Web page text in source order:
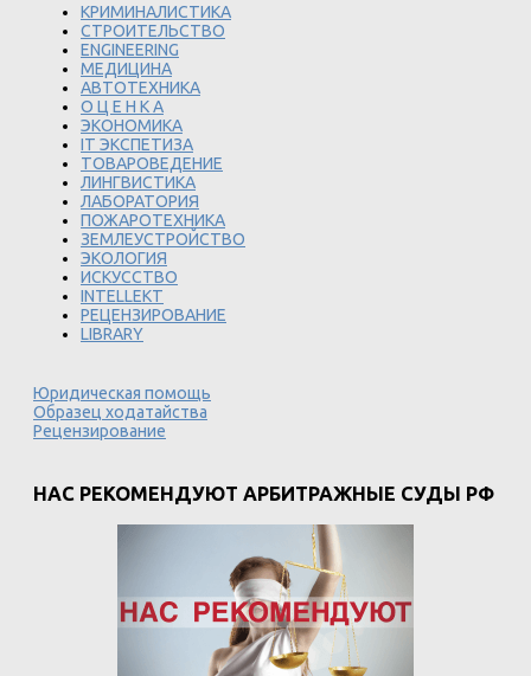
КРИМИНАЛИСТИКА
СТРОИТЕЛЬСТВО
ENGINEERING
МЕДИЦИНА
АВТОТЕХНИКА
О Ц Е Н К А
ЭКОНОМИКА
IT ЭКСПЕТИЗА
ТОВАРОВЕДЕНИЕ
ЛИНГВИСТИКА
ЛАБОРАТОРИЯ
ПОЖАРОТЕХНИКА
ЗЕМЛЕУСТРОЙСТВО
ЭКОЛОГИЯ
ИСКУССТВО
INTELLEKT
РЕЦЕНЗИРОВАНИЕ
LIBRARY
Юридическая помощь
Образец ходатайства
Рецензирование
НАС РЕКОМЕНДУЮТ АРБИТРАЖНЫЕ СУДЫ РФ